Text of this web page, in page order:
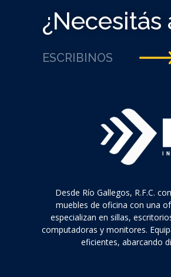
ESCRIBINOS
Desde Río Gallegos, R.F.C.
muebles de oficina con una
especializan en sillas,
computadoras y monitores.
eficientes, abarcando